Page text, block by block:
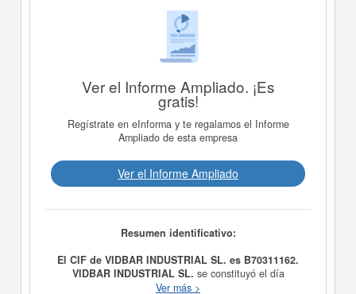
Ver el Informe Ampliado. ¡Es
gratis!
Regístrate en eInforma y te regalamos el Informe
Ampliado de esta empresa
Ver el Informe Ampliado
Resumen identificativo:
El CIF de VIDBAR INDUSTRIAL SL. es B70311162.
VIDBAR INDUSTRIAL SL. se constituyó el día
03/11/2011 con el objetivo de Fabricación de productos
Ver más >